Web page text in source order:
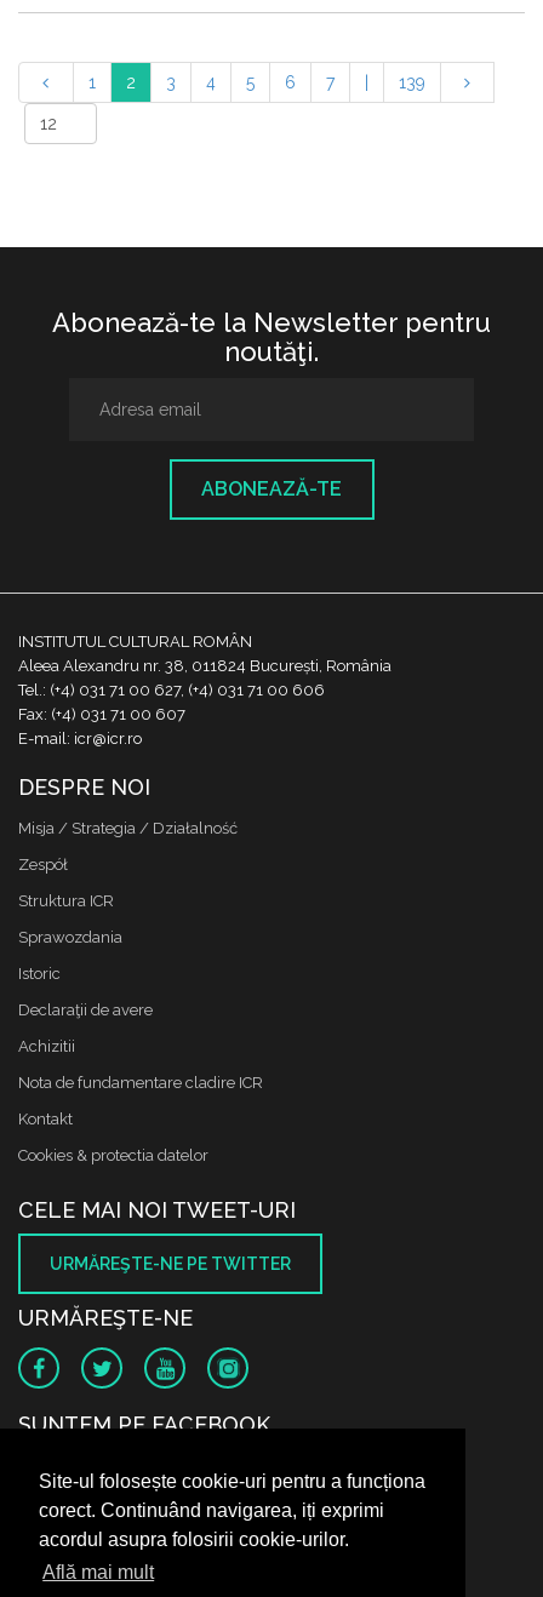
Site-ul folosește cookie-uri pentru a funcționa
corect. Continuând navigarea, iți exprimi
acordul asupra folosirii cookie-urilor.
Află mai mult
1 2 3 4 5 6 7 139
Abonează-te la Newsletter pentru
noutăţi.
ABONEAZĂ-TE
INSTITUTUL CULTURAL ROMÂN
Aleea Alexandru nr. 38, 011824 București, România
Tel.: (+4) 031 71 00 627, (+4) 031 71 00 606
Fax: (+4) 031 71 00 607
E-mail: icr@icr.ro
DESPRE NOI
Misja / Strategia / Działalność
Zespół
Struktura ICR
Sprawozdania
Istoric
Declaraţii de avere
Achizitii
Nota de fundamentare cladire ICR
Kontakt
Cookies & protectia datelor
CELE MAI NOI TWEET-URI
URMĂREŞTE-NE PE TWITTER
URMĂREŞTE-NE
SUNTEM PE FACEBOOK